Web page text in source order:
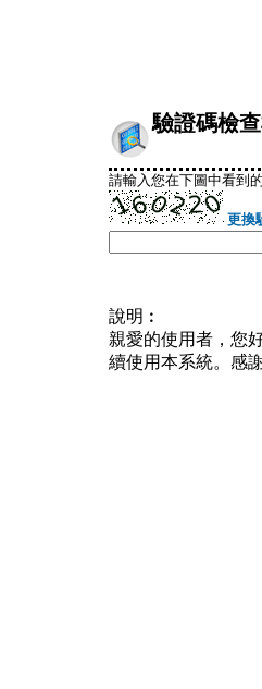
驗證碼檢
請輸入您在下圖中看到
更換
說明︰
親愛的使用者，您
續使用本系統。感